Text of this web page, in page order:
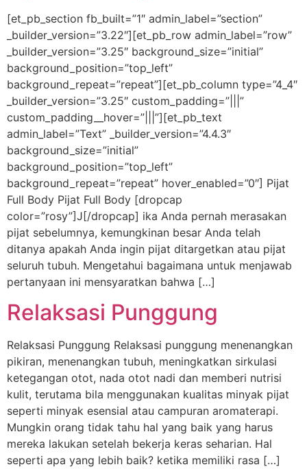
[et_pb_section fb_built=”1″ admin_label=”section”
_builder_version=”3.22″][et_pb_row admin_label=”row”
_builder_version=”3.25″ background_size=”initial”
background_position=”top_left”
background_repeat=”repeat”][et_pb_column type=”4_4″
_builder_version=”3.25″ custom_padding=”|||”
custom_padding__hover=”|||”][et_pb_text
admin_label=”Text” _builder_version=”4.4.3″
background_size=”initial”
background_position=”top_left”
background_repeat=”repeat” hover_enabled=”0″] Pijat
Full Body Pijat Full Body [dropcap
color=”rosy”]J[/dropcap] ika Anda pernah merasakan
pijat sebelumnya, kemungkinan besar Anda telah
ditanya apakah Anda ingin pijat ditargetkan atau pijat
seluruh tubuh. Mengetahui bagaimana untuk menjawab
pertanyaan ini mensyaratkan bahwa […]
Relaksasi Punggung
Relaksasi Punggung Relaksasi punggung menenangkan
pikiran, menenangkan tubuh, meningkatkan sirkulasi
ketegangan otot, nada otot nadi dan memberi nutrisi
kulit, terutama bila menggunakan kualitas minyak pijat
seperti minyak esensial atau campuran aromaterapi.
Mungkin orang tidak tahu hal yang baik yang harus
mereka lakukan setelah bekerja keras seharian. Hal
seperti apa yang lebih baik? ketika memiliki rasa […]